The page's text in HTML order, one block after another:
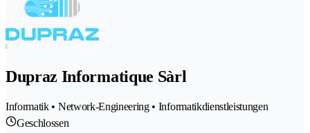
Dupraz Informatique Sàrl
Informatik • Network-Engineering • Informatikdienstleistungen
Geschlossen